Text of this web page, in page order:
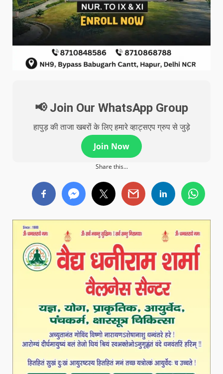
📢 Join Our WhatsApp Group
हापुड़ की ताजा खबरों के लिए हमारे व्हाट्सएप ग्रुप से जुड़े
Join Now
Share this...